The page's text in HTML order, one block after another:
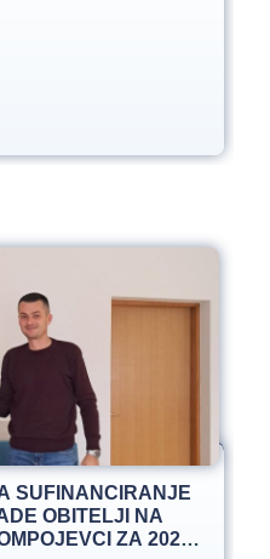
SUFINANCIRANJE
OBITELJI NA
ZA 2025.